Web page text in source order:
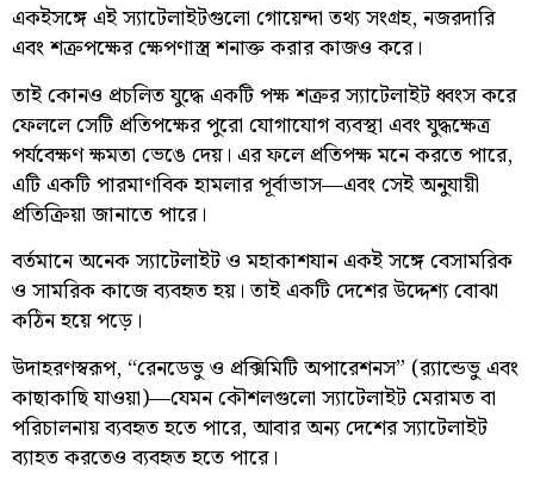
একইসঙ্গে এই স্যাটেলাইটগুলো গোয়েন্দা তথ্য সংগ্রহ, নজরদারি
এবং শত্রুপক্ষের ক্ষেপণাস্ত্র শনাক্ত করার কাজও করে।
তাই কোনও প্রচলিত যুদ্ধে একটি পক্ষ শত্রুর স্যাটেলাইট ধ্বংস করে
ফেললে সেটি প্রতিপক্ষের পুরো যোগাযোগ ব্যবস্থা এবং যুদ্ধক্ষেত্র
পর্যবেক্ষণ ক্ষমতা ভেঙে দেয়। এর ফলে প্রতিপক্ষ মনে করতে পারে,
এটি একটি পারমাণবিক হামলার পূর্বাভাস—এবং সেই অনুযায়ী
প্রতিক্রিয়া জানাতে পারে।
বর্তমানে অনেক স্যাটেলাইট ও মহাকাশযান একই সঙ্গে বেসামরিক
ও সামরিক কাজে ব্যবহৃত হয়। তাই একটি দেশের উদ্দেশ্য বোঝা
কঠিন হয়ে পড়ে।
উদাহরণস্বরূপ, “রেনডেভু ও প্রক্সিমিটি অপারেশনস” (র‌্যান্ডেভু এবং
কাছাকাছি যাওয়া)—যেমন কৌশলগুলো স্যাটেলাইট মেরামত বা
পরিচালনায় ব্যবহৃত হতে পারে, আবার অন্য দেশের স্যাটেলাইট
ব্যাহত করতেও ব্যবহৃত হতে পারে।